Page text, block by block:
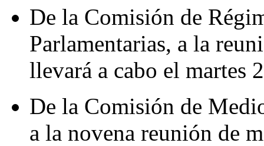
De la Comisión de
Parlamentarias, a la
llevará a cabo el martes
De la Comisión de
a la novena reunión de